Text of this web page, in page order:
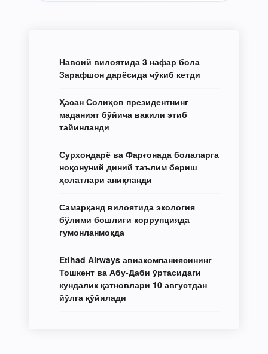
Навоий вилоятида 3 нафар бола
Зарафшон дарёсида чўкиб кетди
Ҳасан Солиҳов президентнинг
маданият бўйича вакили этиб
тайинланди
Сурхондарё ва Фарғонада болаларга
ноқонуний диний таълим бериш
ҳолатлари аниқланди
Самарқанд вилоятида экология
бўлими бошлиғи коррупцияда
гумонланмоқда
Etihad Airways авиакомпаниясининг
Тошкент ва Абу-Даби ўртасидаги
кундалик қатновлари 10 августдан
йўлга қўйилади